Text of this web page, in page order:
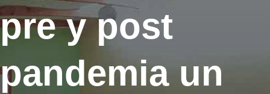
pre y post
pandemia un